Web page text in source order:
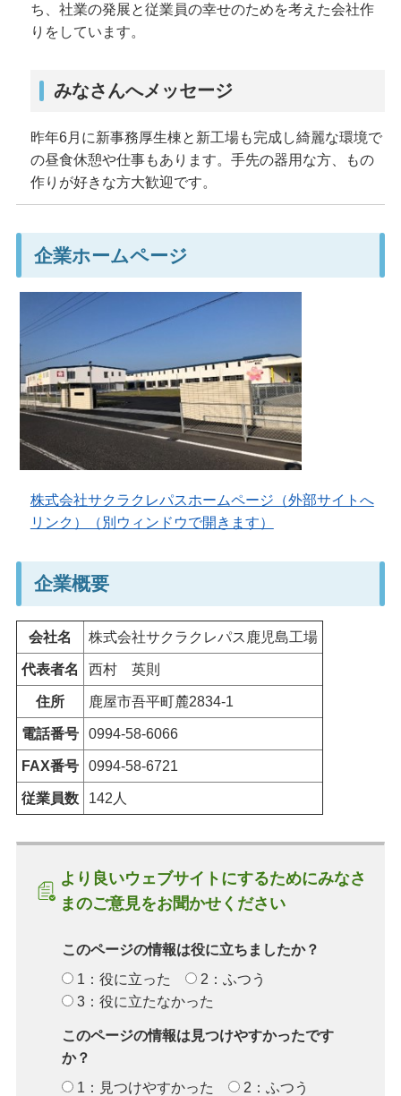
ち、社業の発展と従業員の幸せのためを考えた会社作
りをしています。
みなさんへメッセージ
昨年6月に新事務厚生棟と新工場も完成し綺麗な環境で
の昼食休憩や仕事もあります。手先の器用な方、もの
作りが好きな方大歓迎です。
企業ホームページ
株式会社サクラクレパスホームページ（外部サイトへ
リンク）（別ウィンドウで開きます）
企業概要
会社名 株式会社サクラクレパス鹿児島工場
代表者名 西村 英則
住所 鹿屋市吾平町麓2834-1
電話番号 0994-58-6066
FAX番号 0994-58-6721
従業員数 142人
より良いウェブサイトにするためにみなさ
まのご意見をお聞かせください
このページの情報は役に立ちましたか？
1：役に立った
2：ふつう
3：役に立たなかった
このページの情報は見つけやすかったです
か？
1：見つけやすかった
2：ふつう